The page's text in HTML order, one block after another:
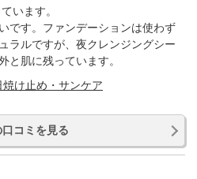
います。
です。ファンデーションは使わず
ラルですが、夜クレンジングシー
と肌に残っています。
焼け止め・サンケア
コミを見る